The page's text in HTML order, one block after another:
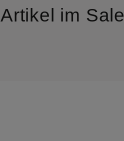
Artikel im Sale